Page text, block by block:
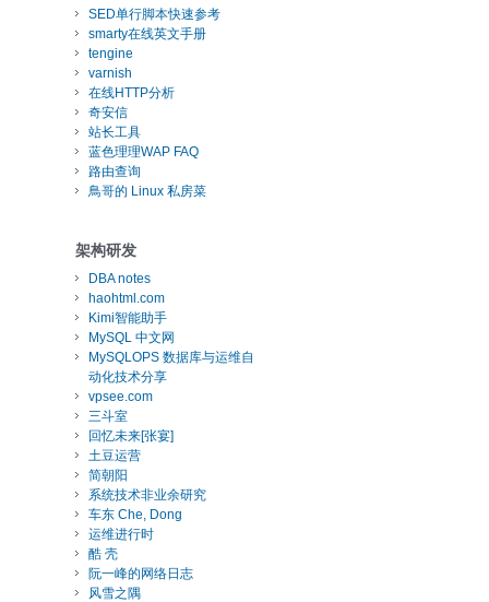
SED单行脚本快速参考
smarty在线英文手册
tengine
varnish
在线HTTP分析
奇安信
站长工具
蓝色理理WAP FAQ
路由查询
鳥哥的 Linux 私房菜
架构研发
DBA notes
haohtml.com
Kimi智能助手
MySQL 中文网
MySQLOPS 数据库与运维自
动化技术分享
vpsee.com
三斗室
回忆未来[张宴]
土豆运营
简朝阳
系统技术非业余研究
车东 Che, Dong
运维进行时
酷 壳
阮一峰的网络日志
风雪之隅